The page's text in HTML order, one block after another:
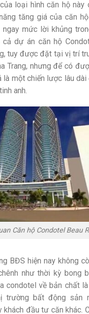
loại hình căn hộ
tăng giá của căn
ngay mức lời khủng
dự án căn hộ
tuy được đặt tại vị trí
Trang, nhưng để có
một chiến lược lâu dài
anh.
Căn hộ Condotel Beau
BĐS hiện nay không
như thời kỳ bong
condotel về bản chất
trường bất động sản
khách đầu tư căn khác.